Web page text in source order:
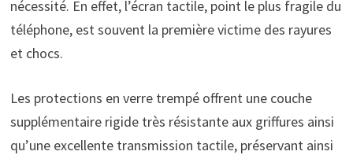
nécessité. En effet, l’écran tactile, point le plus fragile du
téléphone, est souvent la première victime des rayures
et chocs.
Les protections en verre trempé offrent une couche
supplémentaire rigide très résistante aux griffures ainsi
qu’une excellente transmission tactile, préservant ainsi